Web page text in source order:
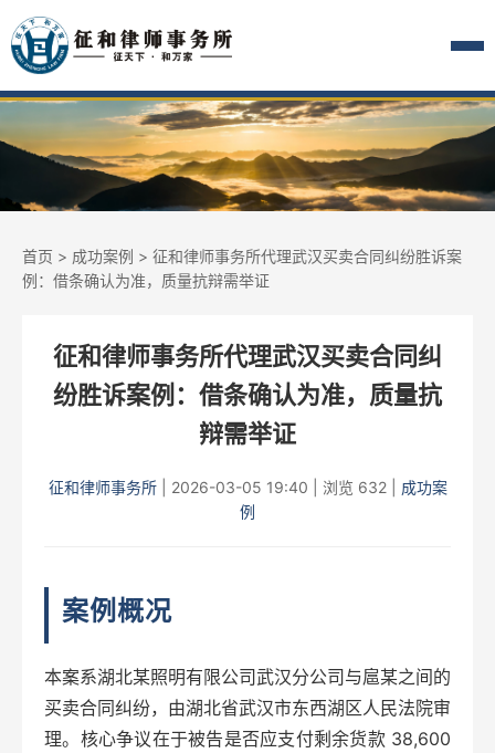
首页 > 成功案例 > 征和律师事务所代理武汉买卖合同纠纷胜诉案
例：借条确认为准，质量抗辩需举证
征和律师事务所代理武汉买卖合同纠
纷胜诉案例：借条确认为准，质量抗
辩需举证
征和律师事务所| 2026-03-05 19:40 浏览 632| 成功案
例
案例概况
本案系湖北某照明有限公司武汉分公司与扈某之间的
买卖合同纠纷，由湖北省武汉市东西湖区人民法院审
理。核心争议在于被告是否应支付剩余货款 38,600